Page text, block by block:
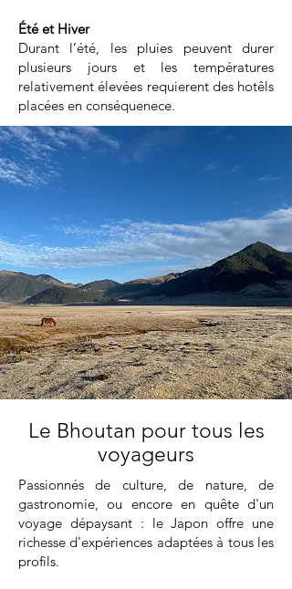
Été et Hiver
Durant l’été, les pluies peuvent durer
plusieurs jours et les températures
relativement élevées requierent des hotêls
placées en conséquenece.
Le Bhoutan pour tous les
voyageurs
Passionnés de culture, de nature, de
gastronomie, ou encore en quête d'un
voyage dépaysant : le Japon offre une
richesse d'expériences adaptées à tous les
profils.